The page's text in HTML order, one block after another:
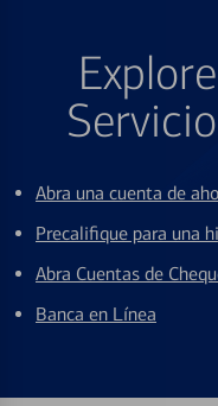
Abra una cuenta de
Precalifique para una
Abra Cuentas de
Banca en Línea